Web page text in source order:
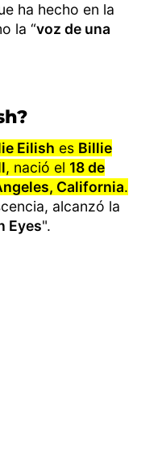
ha hecho en la
la “voz de una
Eilish es Billie
, nació el 18 de
California.
alcanzó la
Eyes".